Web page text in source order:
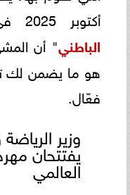
أكتوبر 2025 في مجلة "
الباطني" أن
هو ما يضمن لك
فعّال.
وزير
يفتتحان
العالمي